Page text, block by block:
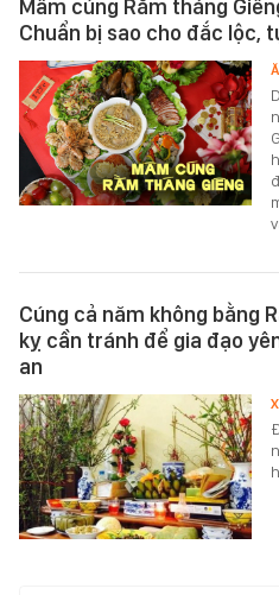
Mâm cúng Rằm tháng
Chuẩn bị sao cho đắc lộc,
Cúng cả năm không bằng
kỵ cần tránh để gia đạo
an